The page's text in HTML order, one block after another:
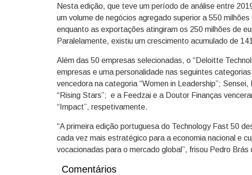
Nesta edição, que teve um período de análise entre
um volume de negócios agregado superior a 550
enquanto as exportações atingiram os 250 milhões de
Paralelamente, existiu um crescimento acumulado de
Além das 50 empresas selecionadas, o “Deloitte
empresas e uma personalidade nas seguintes
vencedora na categoria “Women in Leadership”;
“Rising Stars”; e a Feedzai e a Doutor Finanças
“Impact”, respetivamente.
“A primeira edição portuguesa do Technology Fast 50
cada vez mais estratégico para a economia nacional e
vocacionadas para o mercado global”, frisou Pedro
Comentários